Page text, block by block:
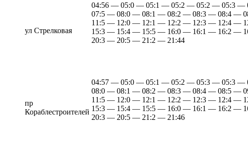
ул Стрелковая
04:56 — 05:0 — 05:1 — 05:2 — 05:2 — 05:3
07:5 — 08:0 — 08:1 — 08:2 — 08:3 — 08:4 —
11:5 — 12:0 — 12:1 — 12:2 — 12:3 — 12:4 —
15:3 — 15:4 — 15:5 — 16:0 — 16:1 — 16:2 —
20:3 — 20:5 — 21:2 — 21:44
пр
Кораблестроителей
04:57 — 05:0 — 05:1 — 05:2 — 05:3 — 05:3
08:0 — 08:1 — 08:2 — 08:3 — 08:4 — 08:5 —
11:5 — 12:0 — 12:1 — 12:2 — 12:3 — 12:4 —
15:3 — 15:4 — 15:5 — 16:0 — 16:1 — 16:2 —
20:3 — 20:5 — 21:2 — 21:46